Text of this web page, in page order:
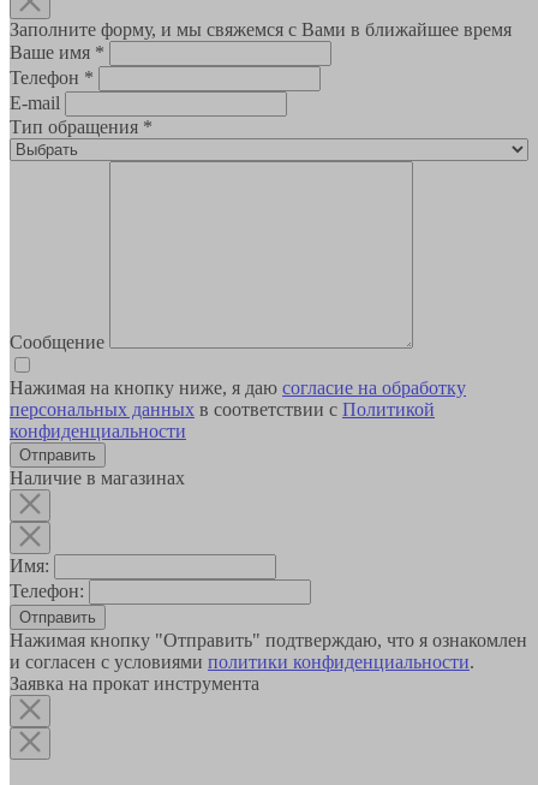
Заполните форму, и мы свяжемся с Вами в ближайшее время
Ваше имя *
Телефон *
E-mail
Тип обращения *
Сообщение
Нажимая на кнопку ниже, я даю согласие на обработку
персональных данных в соответствии с Политикой
конфиденциальности
Наличие в магазинах
Имя:
Телефон:
Отправить
Нажимая кнопку "Отправить" подтверждаю, что я ознакомлен
и согласен с условиями политики конфиденциальности.
Заявка на прокат инструмента